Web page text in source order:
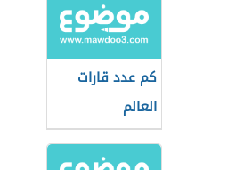
كم عدد قارات
العالم